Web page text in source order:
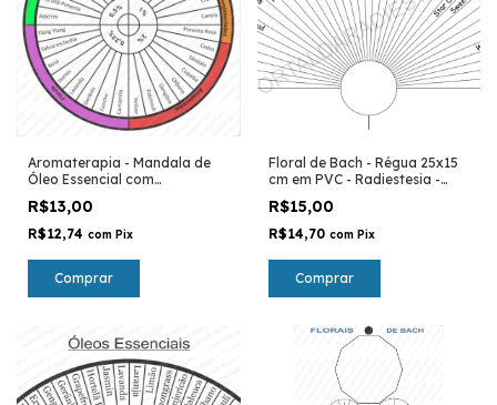
Aromaterapia - Mandala de
Óleo Essencial com
porcentagem de diluição -
prancha para avaliação
R$13,00
R$12,74 com Pix
Comprar
Floral de Bach - Régua 25x15
cm em PVC - Radiestesia -
Radionica - Prancha
R$15,00
R$14,70 com Pix
Comprar